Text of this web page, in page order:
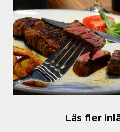
Läs fler